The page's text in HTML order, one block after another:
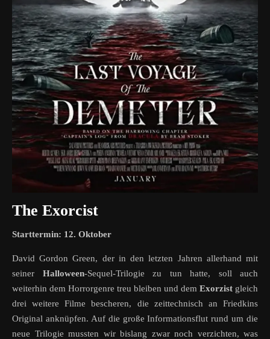
The Exorcist
Starttermin: 12. Oktober
David Gordon Green, der in den letzten Jahren allerhand mit
seiner Halloween-Sequel-Trilogie zu tun hatte, soll auch
weiterhin dem Horrorgenre treu bleiben und dem Exorzist gleich
drei weitere Filme bescheren, die zeittechnisch an Friedkins
Original anknüpfen. Auf die große Informationsflut rund um die
neue Trilogie mussten wir bislang zwar noch verzichten, was